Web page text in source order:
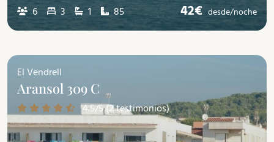
6 3 1 85 42€ desde/noche
El Vendrell
Aransol 309 C
4.5/5 (2 testimonios)